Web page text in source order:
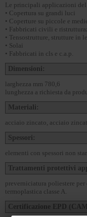
Le principali applicazioni
• Copertura su grandi luci
• Coperture su piccole e
• Fabbricati civili e
• Tensostrutture, strutture in
• Solai
• Fabbricati in cls e c.a.p.
Dimensioni:
larghezza mm 780,6
lunghezza a richiesta da
Materiali:
acciaio zincato, acciaio
Spessori:
elementi con spessori non
Trattamenti protettivi
preverniciatura poliestere
termoplastica classe A.
Certificazione EPD